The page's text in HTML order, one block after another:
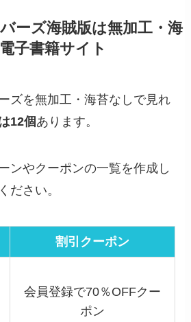
ーズ海賊版は無加工・海
子書籍サイト
ズを無加工・海苔なしで見れ
12個 あります。
ンやクーポンの一覧を作成し
ださい。
割引クーポン
会員登録で70％OFFクー
ポン